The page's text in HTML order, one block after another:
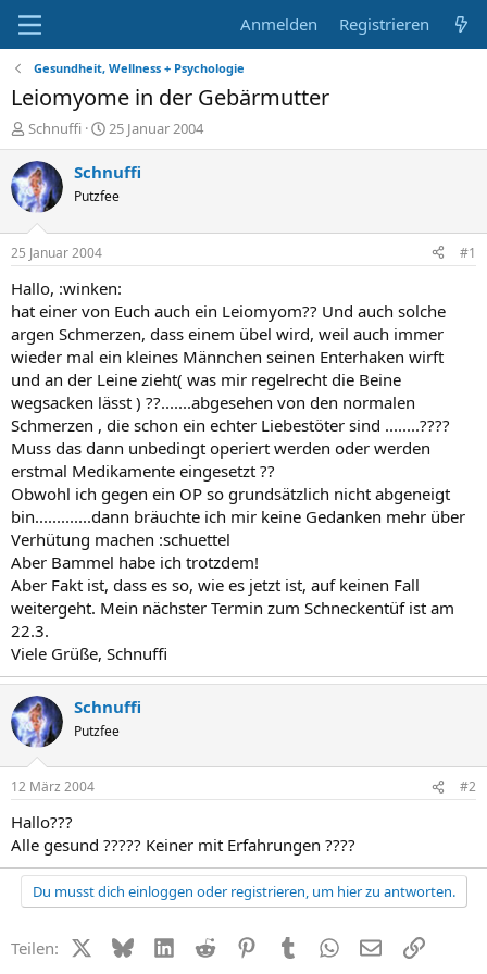
Anmelden Registrieren
Gesundheit, Wellness + Psychologie
Leiomyome in der Gebärmutter
E
r
s
t
e
e
r
Schnuffi
E
r
s
e
t
a
m
25 Januar 2004
Schnuffi
Putzfee
25 Januar 2004 #1
Hallo, :winken:
hat einer von Euch auch ein Leiomyom?? Und auch solche
argen Schmerzen, dass einem übel wird, weil auch immer
wieder mal ein kleines Männchen seinen Enterhaken wirft
und an der Leine zieht( was mir regelrecht die Beine
wegsacken lässt ) ??.......abgesehen von den normalen
Schmerzen , die schon ein echter Liebestöter sind ........????
Muss das dann unbedingt operiert werden oder werden
erstmal Medikamente eingesetzt ??
Obwohl ich gegen ein OP so grundsätzlich nicht abgeneigt
bin.............dann bräuchte ich mir keine Gedanken mehr über
Verhütung machen :schuettel
Aber Bammel habe ich trotzdem!
Aber Fakt ist, dass es so, wie es jetzt ist, auf keinen Fall
weitergeht. Mein nächster Termin zum Schneckentüf ist am
22.3.
Viele Grüße, Schnuffi
Schnuffi
Putzfee
12 März 2004 #2
Hallo???
Alle gesund ????? Keiner mit Erfahrungen ????
Du musst dich einloggen oder registrieren, um hier zu antworten.
Teilen: X (Twitter)
BlueskyLinkedIn
Reddit PinterestTumblr WhatsApp
E-MailLink